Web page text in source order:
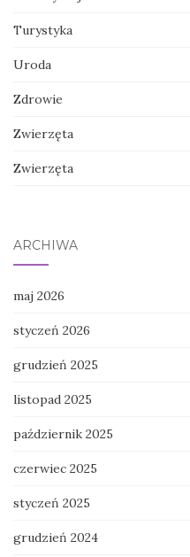
Turystyka
Uroda
Zdrowie
Zwierzęta
Zwierzęta
ARCHIWA
maj 2026
styczeń 2026
grudzień 2025
listopad 2025
październik 2025
czerwiec 2025
styczeń 2025
grudzień 2024